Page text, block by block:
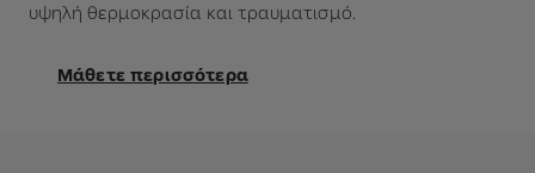
υψηλή θερμοκρασία και τραυματισμό.
Μάθετε περισσότερα